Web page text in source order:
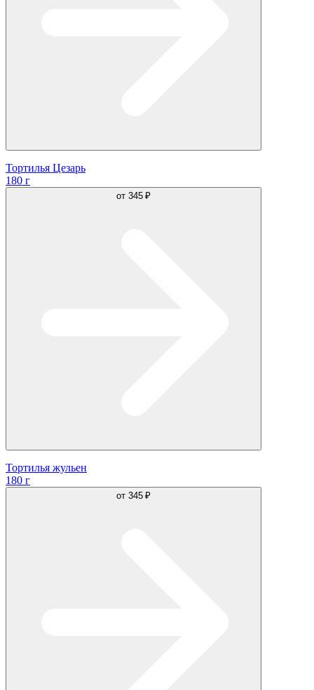
Тортилья Цезарь
180 г
от 345 ₽
Тортилья жульен
180 г
от 345 ₽